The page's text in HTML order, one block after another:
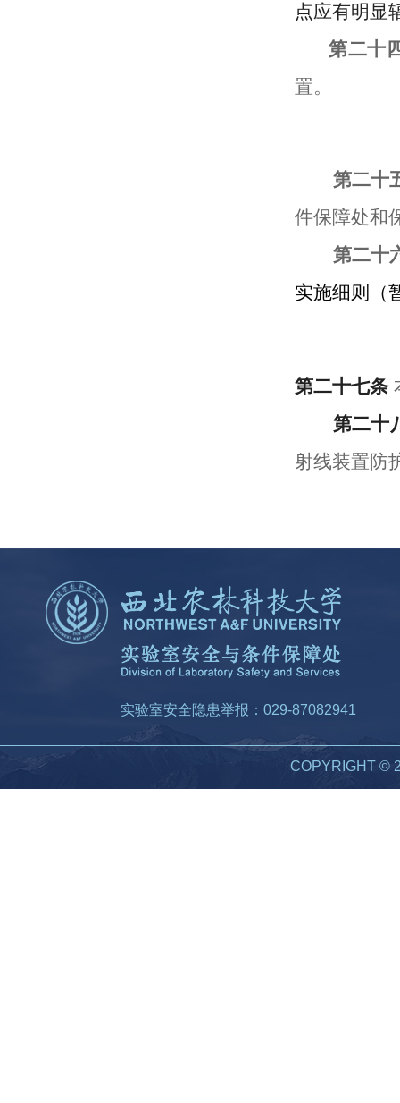
点应有明显
第二十
置。
第二十
件保障处和
第二十
实施细则（
第二十七条
第二十
射线装置防
实验室安全隐患举报：029-87082941
COPYRIGHT ©